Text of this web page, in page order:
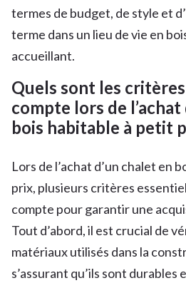
termes de budget, de style et
terme dans un lieu de vie en
accueillant.
Quels sont les
compte lors de l’achat
bois habitable à petit
Lors de l’achat d’un chalet en
prix, plusieurs critères
compte pour garantir une
Tout d’abord, il est crucial de
matériaux utilisés dans la
s’assurant qu’ils sont durables